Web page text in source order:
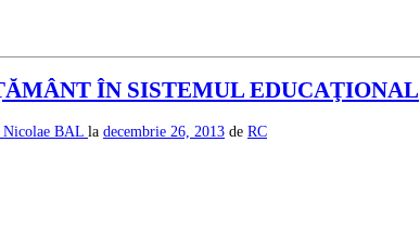
ÎN SISTEMUL EDUCAŢIONAL
Nicolae BAL la decembrie 26, 2013 de RC